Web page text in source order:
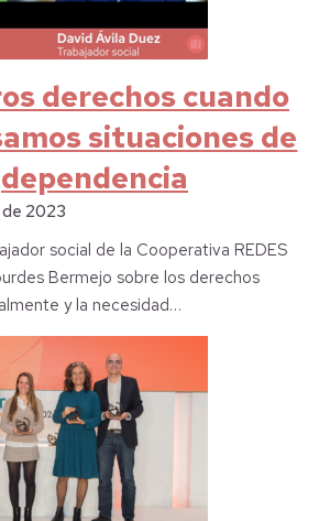
derechos cuando
situaciones de
dependencia
2023
social de la Cooperativa REDES
Bermejo sobre los derechos
y la necesidad…